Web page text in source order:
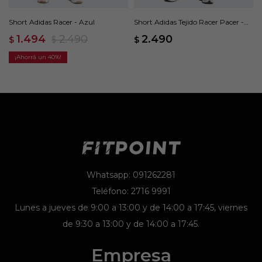
Short Adidas Racer - Azul
$ 1.494 $ 2.490
40
Short Adidas Tejido Racer Pacer -
$ 2.490
Whatsapp: 091262281
Teléfono: 2716 9991
Lunes a jueves de 9:00 a 13:00 y de 14:00 a 17:45, viernes
de 9:30 a 13:00 y de 14:00 a 17:45.
Empresa